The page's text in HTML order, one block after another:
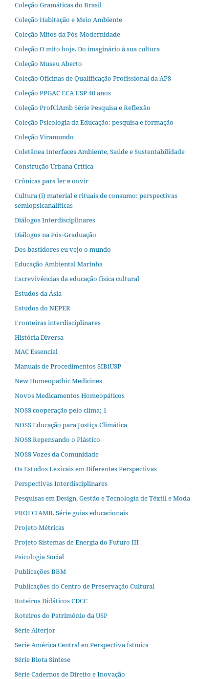
Coleção Gramáticas do Brasil
Coleção Habitação e Meio Ambiente
Coleção Mitos da Pós-Modernidade
Coleção O mito hoje. Do imaginário à sua cultura
Coleção Museu Aberto
Coleção Oficinas de Qualificação Profissional da APS
Coleção PPGAC ECA USP 40 anos
Coleção ProfCiAmb Série Pesquisa e Reflexão
Coleção Psicologia da Educação: pesquisa e formação
Coleção Viramundo
Coletânea Interfaces Ambiente, Saúde e Sustentabilidade
Construção Urbana Crítica
Crônicas para ler e ouvir
Cultura (i) material e rituais de consumo: perspectivas
semiopsicanalíticas
Diálogos Interdisciplinares
Diálogos na Pós‐Graduação
Dos bastidores eu vejo o mundo
Educação Ambiental Marinha
Escrevivências da educação física cultural
Estudos da Ásia​
Estudos do NEPER
Fronteiras interdisciplinares
História Diversa
MAC Essencial
Manuais de Procedimentos SIBiUSP
New Homeopathic Medicines
Novos Medicamentos Homeopáticos
NOSS cooperação pelo clima; 1
NOSS Educação para Justiça Climática
NOSS Repensando o Plástico
NOSS Vozes da Comunidade
Os Estudos Lexicais em Diferentes Perspectivas
Perspectivas Interdisciplinares
Pesquisas em Design, Gestão e Tecnologia de Têxtil e Moda
PROFCIAMB. Série guias educacionais
Projeto Métricas
Projeto Sistemas de Energia do Futuro III
Psicologia Social
Publicações BBM
Publicações do Centro de Preservação Cultural
Roteiros Didáticos CDCC
Roteiros do Patrimônio da USP
Série Alterjor
Serie América Central en Perspectiva Ístmica
Série Biota Síntese
Série Cadernos de Direito e Inovação